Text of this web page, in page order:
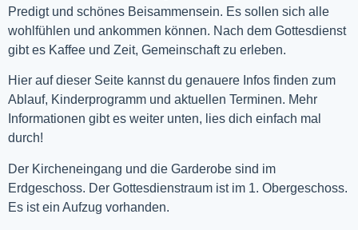
Predigt und schönes Beisammensein. Es sollen sich alle
wohlfühlen und ankommen können. Nach dem Gottesdienst
gibt es Kaffee und Zeit, Gemeinschaft zu erleben.
Hier auf dieser Seite kannst du genauere Infos finden zum
Ablauf, Kinderprogramm und aktuellen Terminen. Mehr
Informationen gibt es weiter unten, lies dich einfach mal
durch!
Der Kircheneingang und die Garderobe sind im
Erdgeschoss. Der Gottesdienstraum ist im 1. Obergeschoss.
Es ist ein Aufzug vorhanden.